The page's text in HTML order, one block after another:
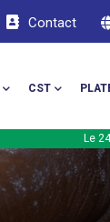
Contact
CST
Le 24e Congrès